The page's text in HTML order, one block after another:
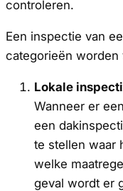
controleren.
Een inspectie van
categorieën worden
Lokale
Wanneer er
een
te stellen waar
welke
geval wordt er